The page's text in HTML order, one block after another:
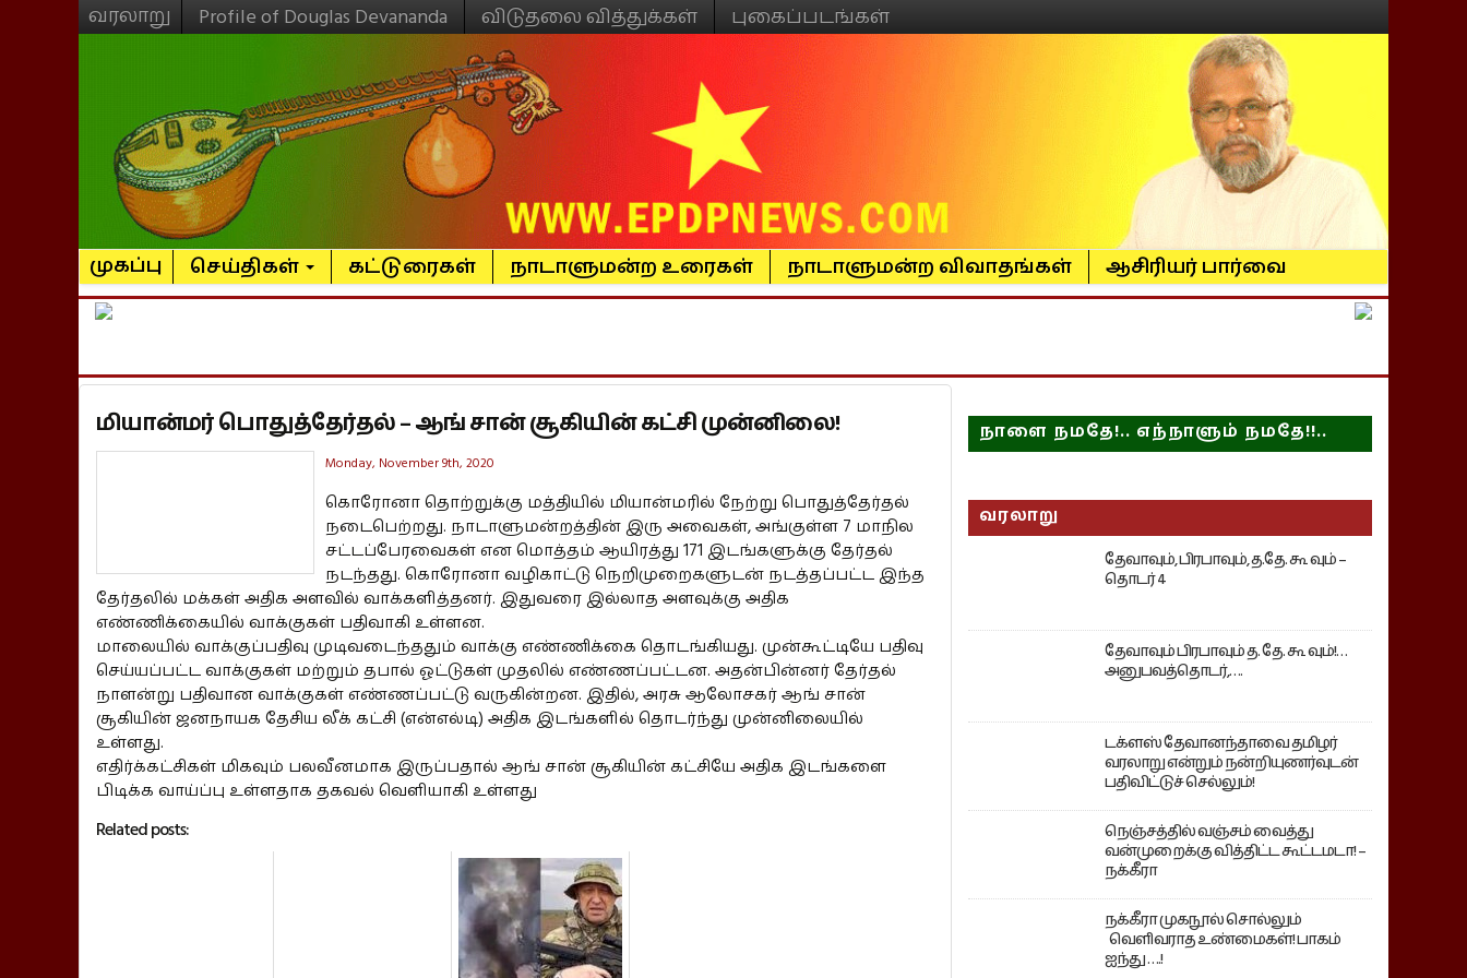
வரலாறு Profile of Douglas Devananda விடுதலை வித்துக்கள் புகைப்படங்கள்
முகப்பு செய்திகள் கட்டுரைகள் நாடாளுமன்ற உரைகள் நாடாளுமன்ற விவாதங்கள் ஆசிரியர் பார்வை
மியான்மர் பொதுத்தேர்தல் – ஆங் சான் சூகியின் கட்சி முன்னிலை!
Monday, November 9th, 2020
கொரோனா தொற்றுக்கு மத்தியில் மியான்மரில் நேற்று பொதுத்தேர்தல்
நடைபெற்றது. நாடாளுமன்றத்தின் இரு அவைகள், அங்குள்ள 7 மாநில
சட்டப்பேரவைகள் என மொத்தம் ஆயிரத்து 171 இடங்களுக்கு தேர்தல்
நடந்தது. கொரோனா வழிகாட்டு நெறிமுறைகளுடன் நடத்தப்பட்ட இந்த
தேர்தலில் மக்கள் அதிக அளவில் வாக்களித்தனர். இதுவரை இல்லாத அளவுக்கு அதிக
எண்ணிக்கையில் வாக்குகள் பதிவாகி உள்ளன.
மாலையில் வாக்குப்பதிவு முடிவடைந்ததும் வாக்கு எண்ணிக்கை தொடங்கியது. முன்கூட்டியே பதிவு
செய்யப்பட்ட வாக்குகள் மற்றும் தபால் ஓட்டுகள் முதலில் எண்ணப்பட்டன. அதன்பின்னர் தேர்தல்
நாளன்று பதிவான வாக்குகள் எண்ணப்பட்டு வருகின்றன. இதில், அரசு ஆலோசகர் ஆங் சான்
சூகியின் ஜனநாயக தேசிய லீக் கட்சி (என்எல்டி) அதிக இடங்களில் தொடர்ந்து முன்னிலையில்
உள்ளது.
எதிர்க்கட்சிகள் மிகவும் பலவீனமாக இருப்பதால் ஆங் சான் சூகியின் கட்சியே அதிக இடங்களை
பிடிக்க வாய்ப்பு உள்ளதாக தகவல் வெளியாகி உள்ளது
Related posts:
நாளை நமதே!.. எந்நாளும் நமதே!!..
வரலாறு
தேவாவும், பிரபாவும், த.தே. கூ வும் –
தொடர் 4
தேவாவும் பிரபாவும் த. தே. கூ வும்!…
அனுபவத்தொடர்,….
டக்ளஸ் தேவானந்தாவை தமிழர்
வரலாறு என்றும் நன்றியுணர்வுடன்
பதிவிட்டுச் செல்லும்!
நெஞ்சத்தில் வஞ்சம் வைத்து
வன்முறைக்கு வித்திட்ட கூட்டமடா! –
நக்கீரா
நக்கீரா முகநூல் சொல்லும்
வெளிவராத உண்மைகள்! பாகம்
ஐந்து ….!